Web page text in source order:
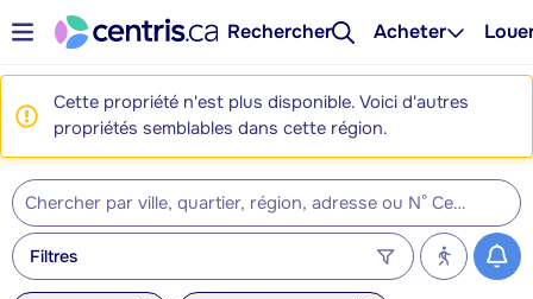
Rechercher Acheter
Cette propriété n'est plus disponible. Voici d'autres
propriétés semblables dans cette région.
Filtres